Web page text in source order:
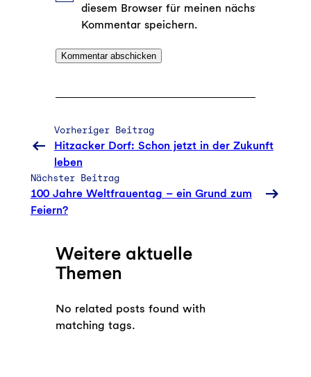
diesem Browser für meinen nächsten
Kommentar speichern.
Vorheriger Beitrag
Hitzacker Dorf: Schon jetzt in der Zukunft
leben
Nächster Beitrag
100 Jahre Weltfrauentag – ein Grund zum
Feiern?
Weitere aktuelle
Themen
No related posts found with
matching tags.